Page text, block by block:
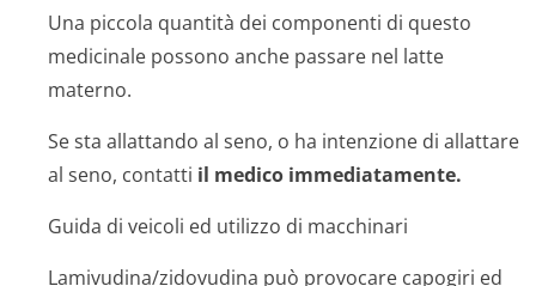
Una piccola quantità dei componenti di questo
medicinale possono anche passare nel latte
materno.
Se sta allattando al seno, o ha intenzione di allattare
al seno, contatti il medico immediatamente.
Guida di veicoli ed utilizzo di macchinari
Lamivudina/zi­dovudina può provocare capogiri ed